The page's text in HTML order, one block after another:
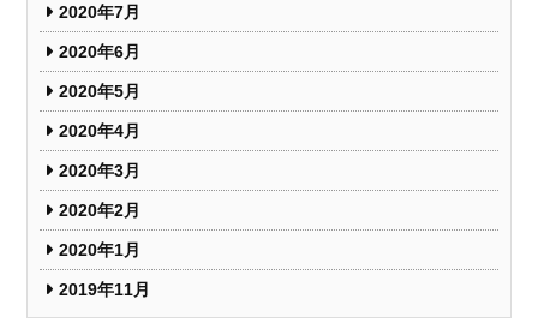
2020年7月
2020年6月
2020年5月
2020年4月
2020年3月
2020年2月
2020年1月
2019年11月